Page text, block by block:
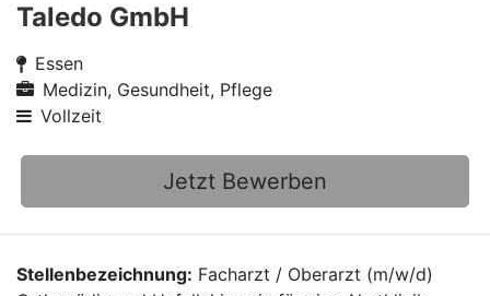
Taledo GmbH
Essen
Medizin, Gesundheit, Pflege
Vollzeit
Jetzt Bewerben
Stellenbezeichnung: Facharzt / Oberarzt (m/w/d)